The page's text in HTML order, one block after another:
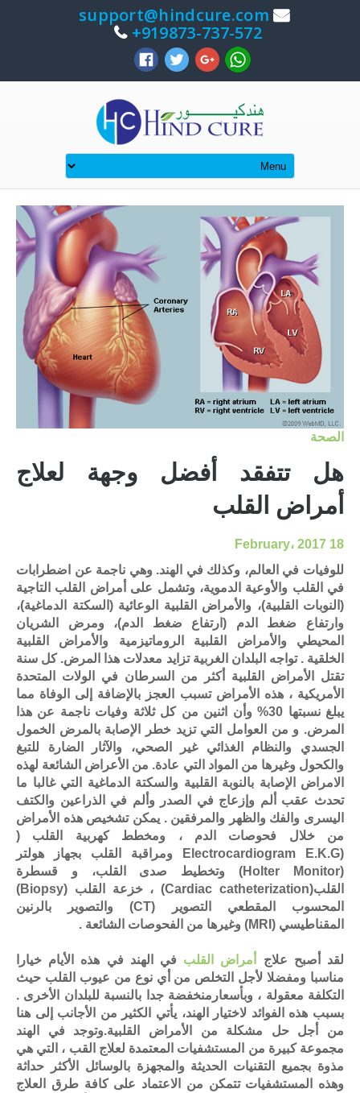
support@hindcure.com
919873-737-572+
الصحة
هل تتفقد أفضل وجهة لعلاج
أمراض القلب
18 February، 2017
للوفيات في العالم، وكذلك في الهند. وهي ناجمة عن اضطرابات
في القلب والأوعية الدموية، وتشمل على أمراض القلب التاجية
(النوبات القلبية)، والأمراض القلبية الوعائية (السكتة الدماغية)،
وارتفاع ضغط الدم (ارتفاع ضغط الدم)، ومرض الشريان
المحيطي والأمراض القلبية الروماتيزمية والأمراض القلبية
الخلقية . تواجه البلدان الغربية تزايد معدلات هذا المرض. كل سنة
تقتل الأمراض القلبية أكثر من السرطان في الولات المتحدة
الأمريكية ، هذه الأمراض تسبب العجز بالإضافة إلى الوفاة مما
يبلغ نسبتها 30% وأن اثنين من كل ثلاثة وفيات ناجمة عن هذا
المرض. و من العوامل التي تزيد خطر الإصابة بالمرض الخمول
الجسدي والنظام الغذائي غير الصحي، والآثار الضارة للتبغ
والكحول وغيرها من المواد التي عادة. من الأعراض الشائعة لهذه
الامراض الإصابة بالنوبة القلبية والسكتة الدماغية التي غالبا ما
تحدث عقب ألم وإزعاج في الصدر وألم في الذراعين والكتف
اليسرى والفك والظهر والمرفقين . يمكن تشخيص هذه الأمراض
من خلال فحوصات الدم ، ومخطط كهربية القلب (
(Electrocardiogram E.K.G ومراقبة القلب بجهاز هولتر
(Holter Monitor) وتخطيط صدى القلب، و قسطرة
القلب(Cardiac catheterization) ، خزعة القلب (Biopsy)
المحسوب المقطعي التصوير (CT) والتصوير بالرنين
المقناطيسي (MRI) وغيرها من الفحوصات الشائعة .
لقد أصبح علاج أمراض القلب في الهند في هذه الأيام خيارا
مناسبا ومفضلا لأجل التخلص من أي نوع من عيوب القلب حيث
التكلفة معقولة ، وبأسعارمنخفضة جدا بالنسبة للبلدان الأخرى .
بسبب هذه الفوائد لاختيار الهند، يأتي الكثير من الأجانب إلى هنا
من أجل حل مشكلة من الأمراض القلبية.وتوجد في الهند
مجموعة كبيرة من المستشفيات المعتمدة لعلاج القب ، التي هي
مذوة بجميع التقنيات الحديثة والمجهزة بالوسائل الأكثر حداثة
وهذه المستشفيات تتمكن من الاعتماد على كافة طرق العلاج